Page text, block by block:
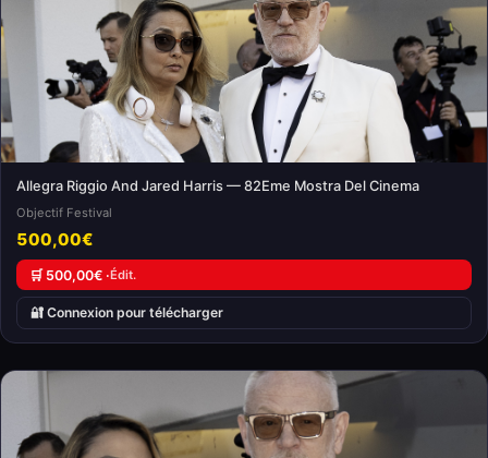
Allegra Riggio And Jared Harris — 82Eme Mostra Del Cinema
Objectif Festival
500,00€
🛒 500,00€ ·Édit.
🔐 Connexion pour télécharger